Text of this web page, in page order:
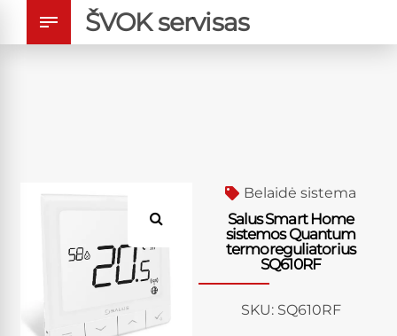
ŠVOK servisas
Belaidė sistema
Salus Smart Home
sistemos Quantum
termoreguliatorius
SQ610RF
SKU: SQ610RF